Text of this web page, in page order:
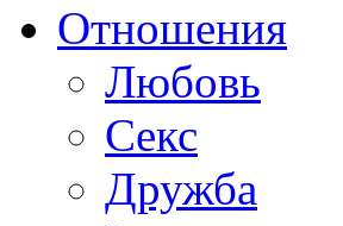
Отношения
Любовь
Секс
Дружба